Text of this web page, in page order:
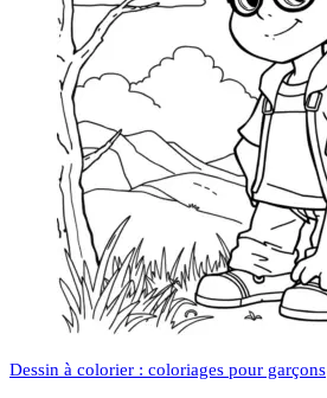
Dessin à colorier : coloriages pour garçons